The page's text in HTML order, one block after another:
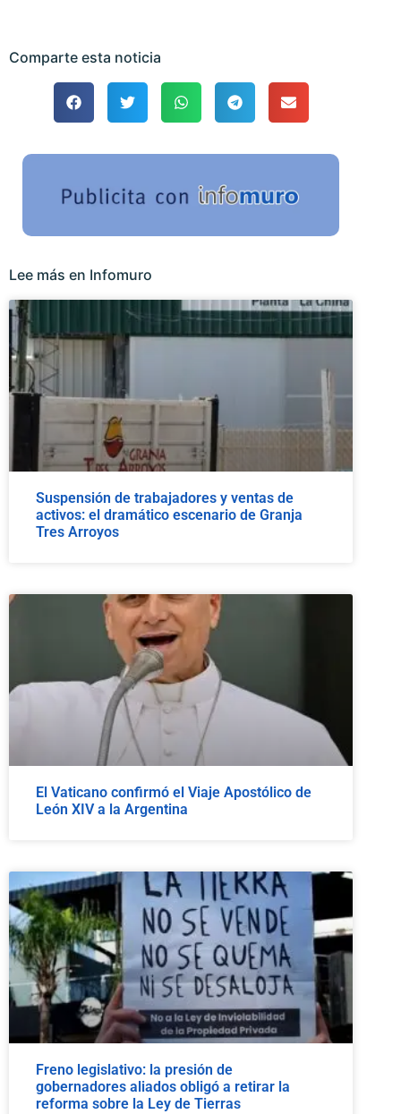
Comparte esta noticia
Lee más en Infomuro
Suspensión de trabajadores y ventas de
activos: el dramático escenario de Granja
Tres Arroyos
El Vaticano confirmó el Viaje Apostólico de
León XIV a la Argentina
Freno legislativo: la presión de
gobernadores aliados obligó a retirar la
reforma sobre la Ley de Tierras